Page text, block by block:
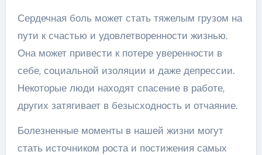
Сердечная боль может стать тяжелым грузом на
пути к счастью и удовлетворенности жизнью.
Она может привести к потере уверенности в
себе, социальной изоляции и даже депрессии.
Некоторые люди находят спасение в работе,
других затягивает в безысходность и отчаяние.
Болезненные моменты в нашей жизни могут
стать источником роста и постижения самых